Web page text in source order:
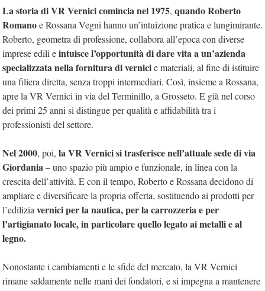
La storia di VR Vernici comincia nel 1975, quando Roberto
Romanoe Rossana Vegni hanno un’intuizione pratica e lungimirante.
Roberto, geometra di professione, collabora all’epoca con diverse
imprese edili eintuisce l’opportunità di dare vita a un’azienda
specializzata nella fornitura di vernicie materiali, al fine di istituire
una filiera diretta, senza troppi intermediari. Così, insieme a Rossana,
apre la VR Vernici in via del Terminillo, a Grosseto. E già nel corso
dei primi 25 anni si distingue per qualità e affidabilità tra i
professionisti del settore.
Nel 2000, poi, la VR Vernici si trasferisce nell’attuale sede di via
Giordania– uno spazio più ampio e funzionale, in linea con la
crescita dell’attività. E con il tempo, Roberto e Rossana decidono di
ampliare e diversificare la propria offerta, sostituendo ai prodotti per
l’edilizia vernici per la nautica, per la carrozzeria e per
l’artigianato locale, in particolare quello legato ai metalli e al
legno.
Nonostante i cambiamenti e le sfide del mercato, la VR Vernici
rimane saldamente nelle mani dei fondatori, e si impegna a mantenere